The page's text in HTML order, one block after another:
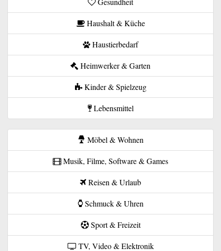
Haushalt & Küche
Haustierbedarf
Heimwerker & Garten
Kinder & Spielzeug
Lebensmittel
Möbel & Wohnen
Musik, Filme, Software & Games
Reisen & Urlaub
Schmuck & Uhren
Sport & Freizeit
TV, Video & Elektronik